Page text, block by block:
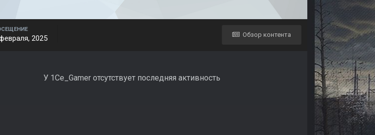
Обзор контента
2025
У 1Ce_Gamer отсутствует последняя активность